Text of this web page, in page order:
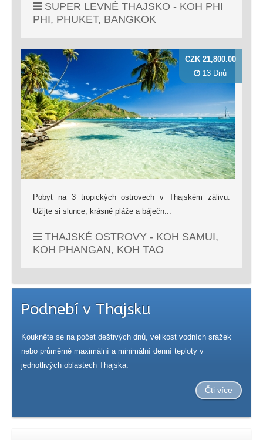
SUPER LEVNÉ THAJSKO - KOH PHI
PHI, PHUKET, BANGKOK
Pobyt na 3 tropických ostrovech v Thajském zálivu.
Užijte si slunce, krásné pláže a báječn...
THAJSKÉ OSTROVY - KOH SAMUI,
KOH PHANGAN, KOH TAO
CZK 21,800.00
13 Dnů
Podnebí v Thajsku
Koukněte se na počet deštivých dnů, velikost vodních srážek
nebo průměrné maximální a minimální denní teploty v
jednotlivých oblastech Thajska.
Čti více